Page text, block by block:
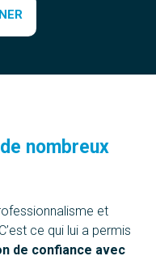
nombreux
et
ce qui lui a permis
de confiance avec